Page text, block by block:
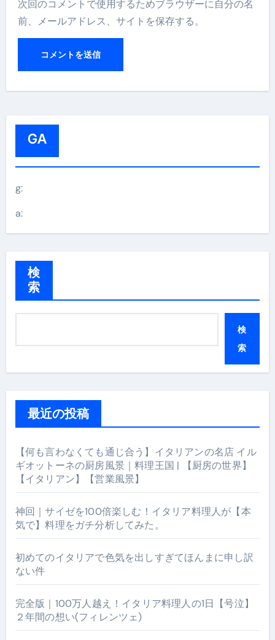
次回のコメントで使用するためブラウザーに自分の名
前、メールアドレス、サイトを保存する。
GA
g:
a:
検
索
検
索
最近の投稿
【何も言わなくても通じ合う】イタリアンの名店 イル
ギオットーネの厨房風景｜料理王国 | 【厨房の世界】
【イタリアン】【営業風景】
神回｜サイゼを100倍楽しむ！イタリア料理人が【本
気で】料理をガチ分析してみた。
初めてのイタリアで色気を出しすぎてほんまに申し訳
ない件
完全版｜100万人越え！イタリア料理人の1日【号泣】
２年間の想い(フィレンツェ)